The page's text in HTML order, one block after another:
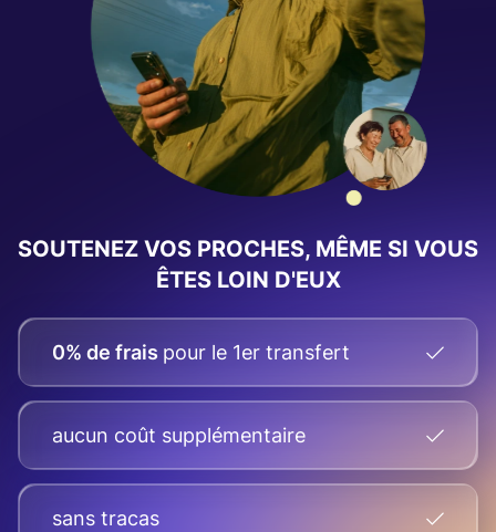
SOUTENEZ VOS PROCHES, MÊME SI VOUS
ÊTES LOIN D'EUX
0% de frais pour le 1er transfert
aucun coût supplémentaire
sans tracas